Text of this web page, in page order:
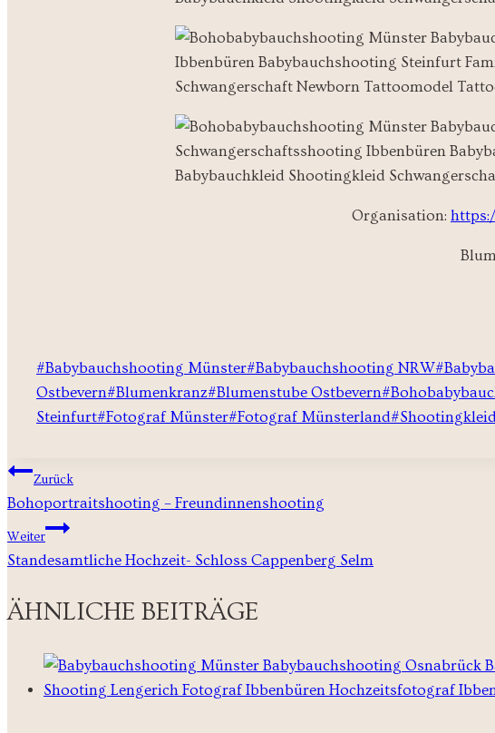
Organisation:
Schlagworte:
#Babybauchshooting Münster#Babybauchshooting NRW#
Ostbevern#Blumenkranz#Blumenstube Ostbevern#
Steinfurt#Fotograf Münster#Fotograf Münsterland#
BEITRAGSNAVIGATION
Zurück
Bohoportraitshooting – Freundinnenshooting
Weiter
Standesamtliche Hochzeit- Schloss Cappenberg Selm
ÄHNLICHE BEITRÄGE